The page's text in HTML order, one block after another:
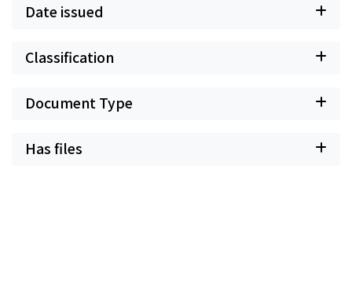
Date issued
Classification
Document Type
Has files